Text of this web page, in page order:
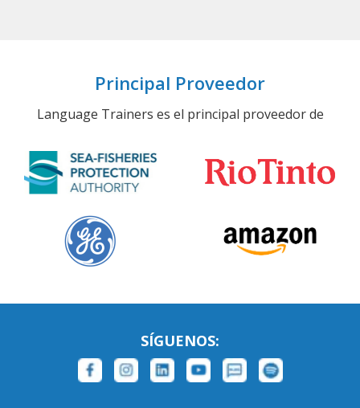
Principal Proveedor
Language Trainers es el principal proveedor de
SÍGUENOS: